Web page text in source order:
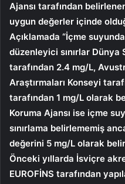
Ajansı tarafından
uygun değerler içinde
Açıklamada “İçme
düzenleyici sınırlar Dünya
tarafından 2.4 mg/L,
Araştırmaları Konseyi
tarafından 1 mg/L olarak
Koruma Ajansı ise içme
sınırlama belirlememiş
değerini 5 mg/L olarak
Önceki yıllarda İsviçre
EUROFİNS tarafından